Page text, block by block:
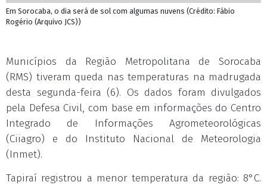
Em Sorocaba, o dia será de sol com algumas nuvens (Crédito: Fábio
Rogério (Arquivo JCS))
Municípios da Região Metropolitana de Sorocaba
(RMS) tiveram queda nas temperaturas na madrugada
desta segunda-feira (6). Os dados foram divulgados
pela Defesa Civil, com base em informações do Centro
Integrado de Informações Agrometeorológicas
(Ciiagro) e do Instituto Nacional de Meteorologia
(Inmet).
Tapiraí registrou a menor temperatura da região: 8°C.